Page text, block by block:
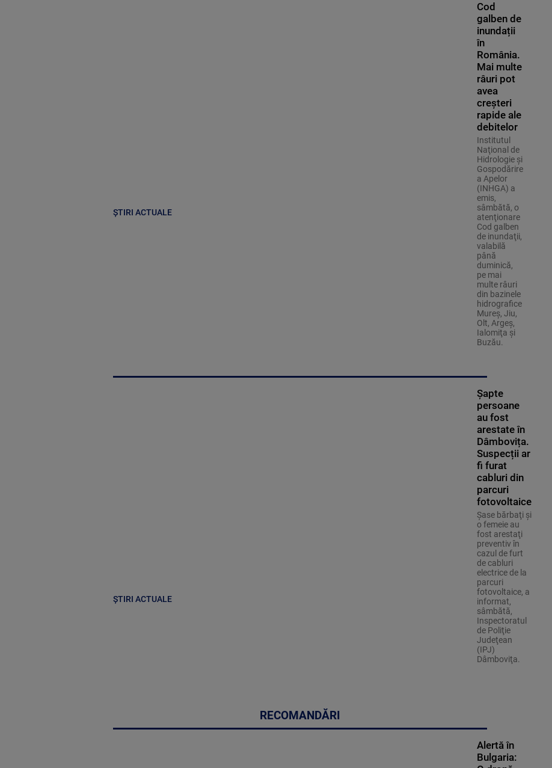
ȘTIRI ACTUALE
Cod
galben de
inundații
în
România.
Mai multe
râuri pot
avea
creșteri
rapide ale
debitelor
Institutul
Naţional de
Hidrologie şi
Gospodărire
a Apelor
(INHGA) a
emis,
sâmbătă, o
atenţionare
Cod galben
de inundaţii,
valabilă
până
duminică,
pe mai
multe râuri
din bazinele
hidrografice
Mureş, Jiu,
Olt, Argeş,
Ialomiţa şi
Buzău.
ȘTIRI ACTUALE
Șapte
persoane
au fost
arestate în
Dâmbovița.
Suspecții ar
fi furat
cabluri din
parcuri
fotovoltaice
Şase bărbaţi şi
o femeie au
fost arestaţi
preventiv în
cazul de furt
de cabluri
electrice de la
parcuri
fotovoltaice, a
informat,
sâmbătă,
Inspectoratul
de Poliţie
Judeţean
(IPJ)
Dâmboviţa.
RECOMANDĂRI
Alertă în
Bulgaria: